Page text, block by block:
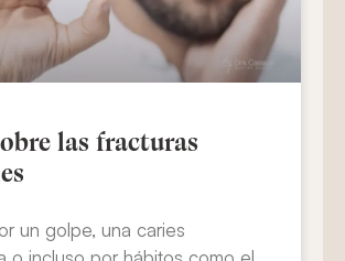
las fracturas
un golpe, una caries